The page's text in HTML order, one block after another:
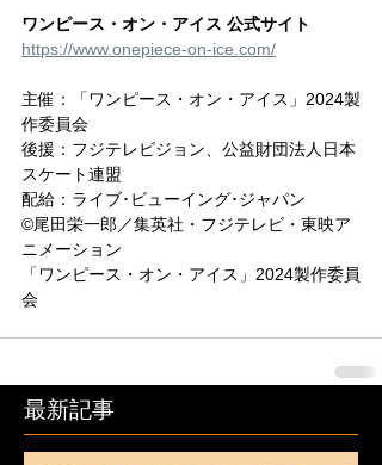
ワンピース・オン・アイス 公式サイト
https://www.onepiece-on-ice.com/
主催：「ワンピース・オン・アイス」2024製
作委員会
後援：フジテレビジョン、公益財団法人日本
スケート連盟
配給：ライブ･ビューイング･ジャパン
©尾田栄一郎／集英社・フジテレビ・東映ア
ニメーション
「ワンピース・オン・アイス」2024製作委員
会
最新記事